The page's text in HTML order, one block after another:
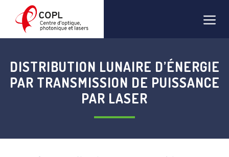
contenu
DISTRIBUTION LUNAIRE D’ÉNERGIE
PAR TRANSMISSION DE PUISSANCE
PAR LASER